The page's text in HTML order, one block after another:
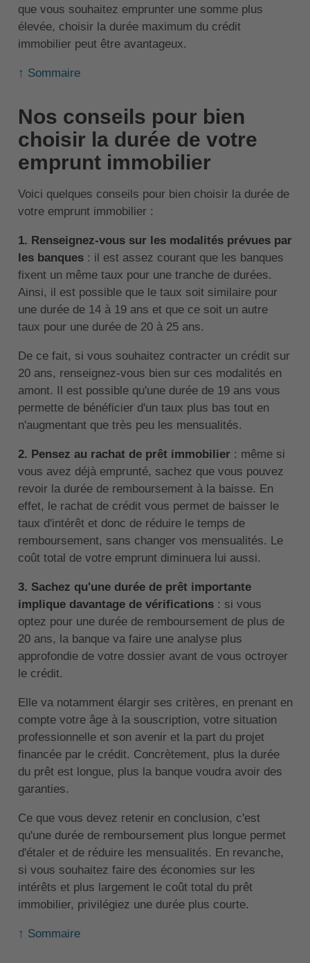
que vous souhaitez emprunter une somme plus
élevée, choisir la durée maximum du crédit
immobilier peut être avantageux.
↑ Sommaire
Nos conseils pour bien
choisir la durée de votre
emprunt immobilier
Voici quelques conseils pour bien choisir la durée de
votre emprunt immobilier :
1. Renseignez-vous sur les modalités prévues par
les banques: il est assez courant que les banques
fixent un même taux pour une tranche de durées.
Ainsi, il est possible que le taux soit similaire pour
une durée de 14 à 19 ans et que ce soit un autre
taux pour une durée de 20 à 25 ans.
De ce fait, si vous souhaitez contracter un crédit sur
20 ans, renseignez-vous bien sur ces modalités en
amont. Il est possible qu'une durée de 19 ans vous
permette de bénéficier d'un taux plus bas tout en
n'augmentant que très peu les mensualités.
2. Pensez au rachat de prêt immobilier: même si
vous avez déjà emprunté, sachez que vous pouvez
revoir la durée de remboursement à la baisse. En
effet, le rachat de crédit vous permet de baisser le
taux d'intérêt et donc de réduire le temps de
remboursement, sans changer vos mensualités. Le
coût total de votre emprunt diminuera lui aussi.
3. Sachez qu'une durée de prêt importante
implique davantage de vérifications : si vous
optez pour une durée de remboursement de plus de
20 ans, la banque va faire une analyse plus
approfondie de votre dossier avant de vous octroyer
le crédit.
Elle va notamment élargir ses critères, en prenant en
compte votre âge à la souscription, votre situation
professionnelle et son avenir et la part du projet
financée par le crédit. Concrètement, plus la durée
du prêt est longue, plus la banque voudra avoir des
garanties.
Ce que vous devez retenir en conclusion, c'est
qu'une durée de remboursement plus longue permet
d'étaler et de réduire les mensualités. En revanche,
si vous souhaitez faire des économies sur les
intérêts et plus largement le coût total du prêt
immobilier, privilégiez une durée plus courte.
↑ Sommaire